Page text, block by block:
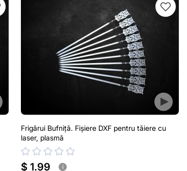
Frigărui Bufniță. Fișiere DXF pentru tăiere cu
laser, plasmă
$ 1.99 i